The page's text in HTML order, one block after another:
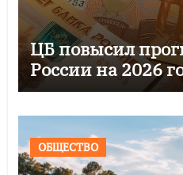
ЦБ повысил
России на 2026
ОБЩЕСТВО